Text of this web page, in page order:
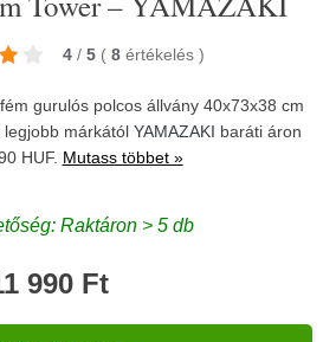
4 / 5 ( 8 értékelés )
gurulós polcos állvány 40x73x38 cm
legjobb márkától YAMAZAKI baráti áron
HUF. Mutass többet »
Raktáron > 5 db
990 Ft